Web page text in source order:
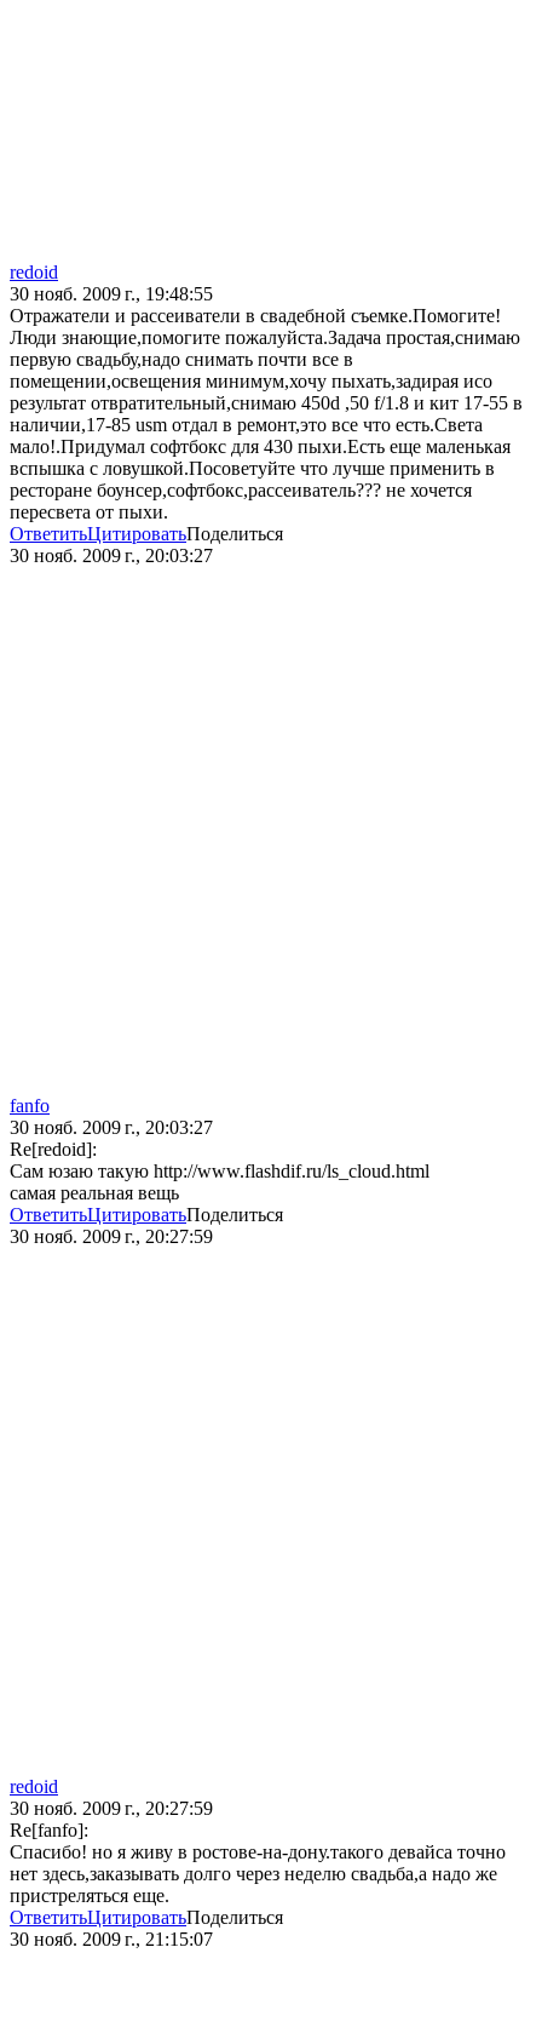
redoid
30 нояб. 2009 г., 19:48:55
Отражатели и рассеиватели в свадебной съемке.Помогите!
Люди знающие,помогите пожалуйста.Задача простая,снимаю
первую свадьбу,надо снимать почти все в
помещении,освещения минимум,хочу пыхать,задирая исо
результат отвратительный,снимаю 450d ,50 f/1.8 и кит 17-55 в
наличии,17-85 usm отдал в ремонт,это все что есть.Света
мало!.Придумал софтбокс для 430 пыхи.Есть еще маленькая
вспышка с ловушкой.Посоветуйте что лучше применить в
ресторане боунсер,софтбокс,рассеиватель??? не хочется
пересвета от пыхи.
ОтветитьЦитироватьПоделиться
30 нояб. 2009 г., 20:03:27
fanfo
30 нояб. 2009 г., 20:03:27
Re[redoid]:
Сам юзаю такую http://www.flashdif.ru/ls_cloud.html
самая реальная вещь
ОтветитьЦитироватьПоделиться
30 нояб. 2009 г., 20:27:59
redoid
30 нояб. 2009 г., 20:27:59
Re[fanfo]:
Спасибо! но я живу в ростове-на-дону.такого девайса точно
нет здесь,заказывать долго через неделю свадьба,а надо же
пристреляться еще.
ОтветитьЦитироватьПоделиться
30 нояб. 2009 г., 21:15:07